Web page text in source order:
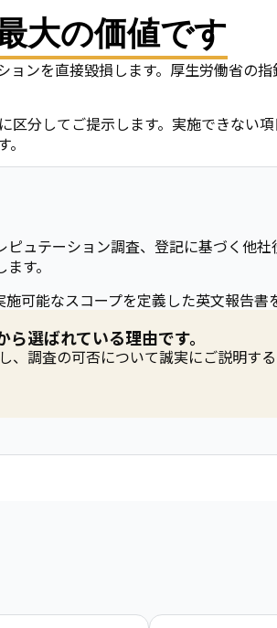
大の価値です
ンを直接毀損します。厚生労働省の
分してご提示します。実施できない
ュテーション調査、登記に基づく他社
す。
可能なスコープを定義した英文報告書
選ばれている理由です。
、調査の可否について誠実にご説明す